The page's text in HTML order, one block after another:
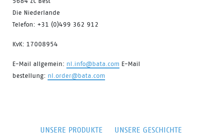
Die Niederlande
Telefon: +31 (0)499 362 912
KvK: 17008954
E-Mail allgemein: nl.info@bata.com E-Mail
bestellung: nl.order@bata.com
UNSERE PRODUKTE
UNSERE GESCHICHTE